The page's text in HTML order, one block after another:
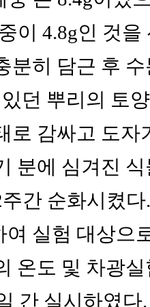
이 4.8g인 것
분히 담근 후
던 뿌리의 토
로 감싸고 도
분에 심겨진
간 순화시켰
실험 대상으
온도 및 차광
간 실시하였다.